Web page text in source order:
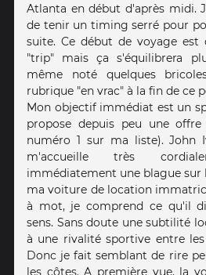
Atlanta en début d'après midi.
de tenir un timing serré pour
suite. Ce début de voyage est
"trip" mais ça s'équilibrera
même noté quelques
rubrique "en vrac" à la fin de ce
Mon objectif immédiat est un
propose depuis peu une
numéro 1 sur ma liste). John
m'accueille très
immédiatement une blague sur
ma voiture de location
à mot, je comprend ce qu'il
sens. Sans doute une subtilité
à une rivalité sportive entre
Donc je fait semblant de rire
les côtes. A première vue, la